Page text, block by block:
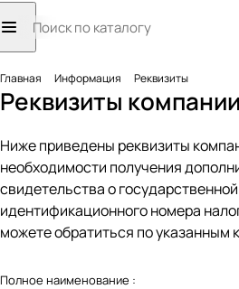
Главная Информация Реквизиты
Реквизиты компании
Ниже приведены реквизиты
необходимости получения
свидетельства о
идентификационного номера
можете обратиться по указанным
Полное наименование :